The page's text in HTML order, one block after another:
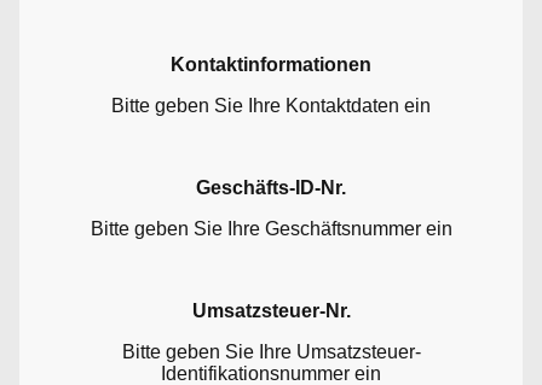
Kontaktinformationen
Bitte geben Sie Ihre Kontaktdaten ein
Geschäfts-ID-Nr.
Bitte geben Sie Ihre Geschäftsnummer ein
Umsatzsteuer-Nr.
Bitte geben Sie Ihre Umsatzsteuer-
Identifikationsnummer ein